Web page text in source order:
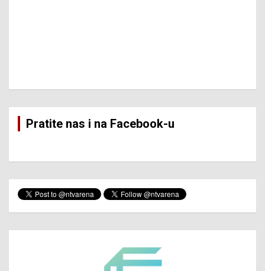
Pratite nas i na Facebook-u